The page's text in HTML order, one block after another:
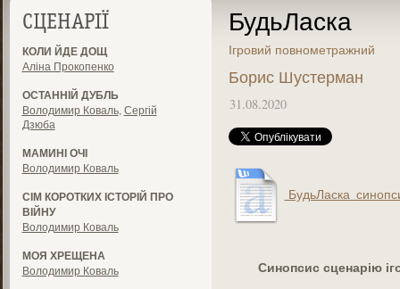
СЦЕНАРІЇ
КОЛИ ЙДЕ ДОЩ
Аліна Прокопенко
ОСТАННІЙ ДУБЛЬ
Володимир Коваль, Сергій
Дзюба
МАМИНІ ОЧІ
Володимир Коваль
СІМ КОРОТКИХ ІСТОРІЙ ПРО
ВІЙНУ
Володимир Коваль
МОЯ ХРЕЩЕНА
Володимир Коваль
БудьЛаска
Ігровий повнометражний
Борис Шустерман
31.08.2020
Синопсис сценарію